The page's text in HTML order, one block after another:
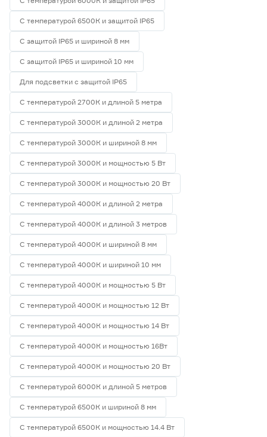
С температурой 6500К и защитой IP65
С защитой IP65 и шириной 8 мм
С защитой IP65 и шириной 10 мм
Для подсветки с защитой IP65
С температурой 2700К и длиной 5 метра
С температурой 3000К и длиной 2 метра
С температурой 3000К и шириной 8 мм
С температурой 3000К и мощностью 5 Вт
С температурой 3000К и мощностью 20 Вт
С температурой 4000К и длиной 2 метра
С температурой 4000К и длиной 3 метров
С температурой 4000К и шириной 8 мм
С температурой 4000К и шириной 10 мм
С температурой 4000К и мощностью 5 Вт
С температурой 4000К и мощностью 12 Вт
С температурой 4000К и мощностью 14 Вт
С температурой 4000К и мощностью 16Вт
С температурой 4000К и мощностью 20 Вт
С температурой 6000К и длиной 5 метров
С температурой 6500К и шириной 8 мм
С температурой 6500К и мощностью 14.4 Вт